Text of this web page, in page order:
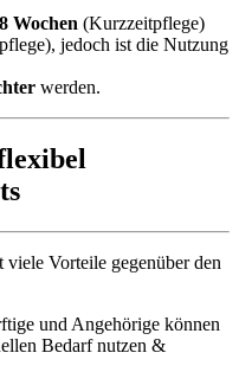
8 Wochen (Kurzzeitpflege)
jedoch ist die Nutzung
werden.
viele Vorteile gegenüber den
und Angehörige können
Bedarf nutzen &